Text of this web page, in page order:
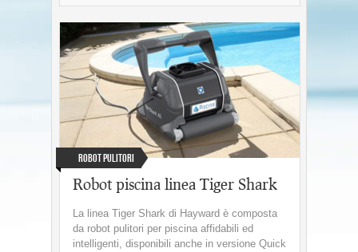
Robot Pulitori
Robot piscina linea Tiger Shark
La linea Tiger Shark di Hayward è composta
da robot pulitori per piscina affidabili ed
intelligenti, disponibili anche in versione Quick